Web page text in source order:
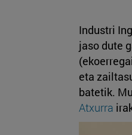
Industri
jaso dute
eta
batetik.
Atxurra